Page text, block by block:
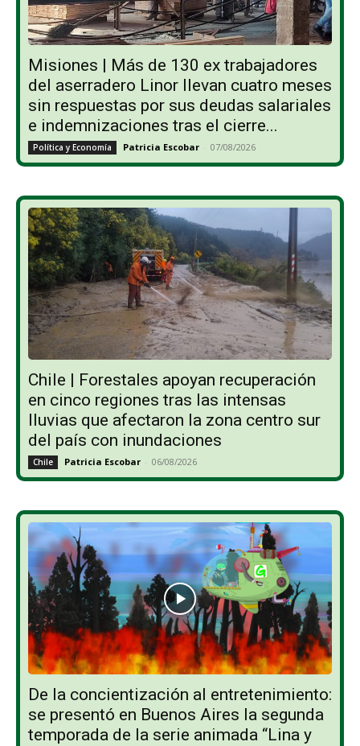
Misiones | Más de 130 ex trabajadores
del aserradero Linor llevan cuatro meses
sin respuestas por sus deudas salariales
e indemnizaciones tras el cierre...
Política y Economía Patricia Escobar - 07/08/2026
Chile | Forestales apoyan recuperación
en cinco regiones tras las intensas
lluvias que afectaron la zona centro sur
del país con inundaciones
Chile Patricia Escobar - 06/08/2026
De la concientización al entretenimiento:
se presentó en Buenos Aires la segunda
temporada de la serie animada “Lina y